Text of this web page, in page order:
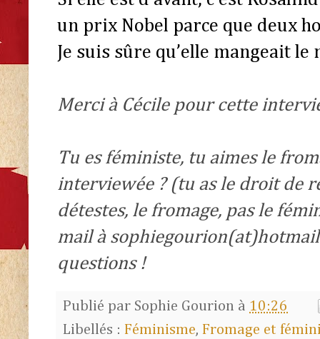
un prix Nobel parce que deux
Je suis sûre qu’elle mangeait le
Merci à Cécile pour cette
Tu es féministe, tu aimes le
interviewée ? (tu as le droit de
détestes, le fromage, pas le
mail à
questions !
Publié par Sophie Gourion à 10:26
Libellés : Féminisme, Fromage et